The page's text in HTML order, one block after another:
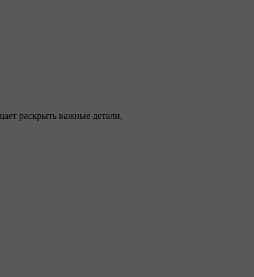
раскрыть важные детали,